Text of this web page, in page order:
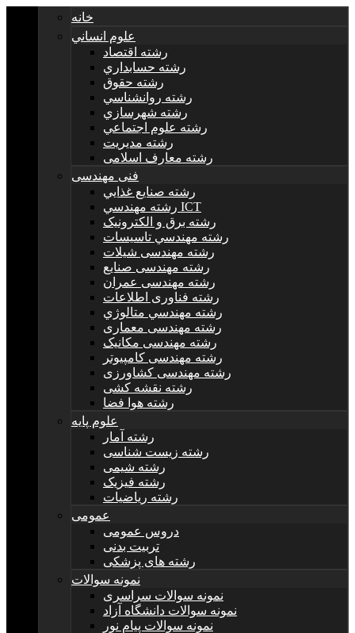
خانه
علوم انساني
رشته اقتصاد
رشته حسابداري
رشته حقوق
رشته روانشناسي
رشته شهرسازي
رشته علوم اجتماعي
رشته مديريت
رشته معارف اسلامی
فنی مهندسی
رشته صنايع غذايي
رشته مهندسي ICT
رشته برق و الکترونيک
رشته مهندسي تاسيسات
رشته مهندسی شیلات
رشته مهندسی صنایع
رشته مهندسی عمران
رشته فناوری اطلاعات
رشته مهندسي متالوژي
رشته مهندسی معماری
رشته مهندسی مکانیک
رشته مهندسی کامپیوتر
رشته مهندسی کشاورزی
رشته نقشه کشی
رشته هوا فضا
علوم پایه
رشته آمار
رشته زیست شناسی
رشته شیمی
رشته فیزیک
رشته ریاضیات
عمومی
دروس عمومی
تربیت بدنی
رشته های پزشکی
نمونه سوالات
نمونه سوالات سراسری
نمونه سوالات دانشگاه آزاد
نمونه سوالات پیام نور